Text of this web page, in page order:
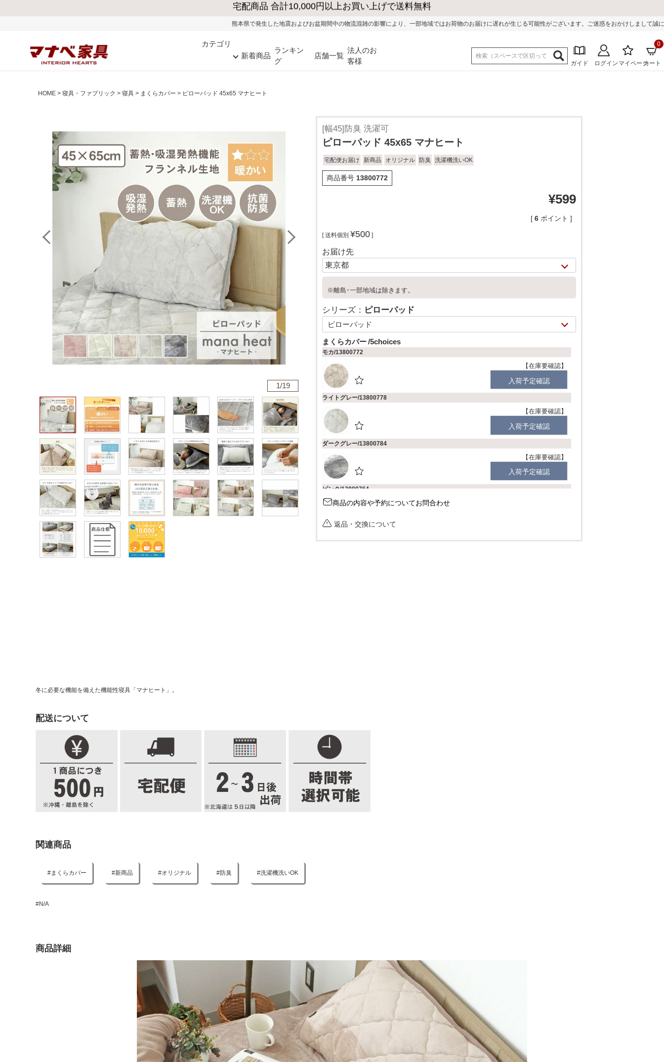
熊本県で発生した地震およびお盆期間中の物流混雑の影響により、一部地域ではお荷物のお届けに遅れが生じる可能性がございます。ご迷惑をおかけしまして誠に申し訳ございません。
カテゴリ
新着商品
ランキン
グ
店舗一覧
法人のお
客様
ガイド ログイン マイページカート
0
HOME 寝具・ファブリック 寝具 まくらカバー ピローパッド 45x65 マナヒート
1/19 2/19
[幅45]防臭 洗濯可
ピローパッド 45x65 マナヒート
宅配便お届け 新商品 オリジナル 防臭 洗濯機洗いOK
商品番号 13800772
¥599
[ 6 ポイント ]
送料個別 ¥500
お届け先
※離島･一部地域は除きます。
シリーズ： ピローパッド
まくらカバー 5choices
モカ/13800772
在庫要確認
入荷予定確認
ライトグレー/13800778
在庫要確認
入荷予定確認
ダークグレー/13800784
在庫要確認
入荷予定確認
ピンク/13800764
商品の内容や予約についてお問合わせ
返品・交換について
冬に必要な機能を備えた機能性寝具「マナヒート」。
配送について
関連商品
まくらカバー 新商品 オリジナル 防臭 洗濯機洗いOK
#N/A
商品詳細